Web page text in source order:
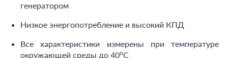
генератором
Низкое энергопотребление и высокий КПД
Все характеристики измерены при температуре
окружающей среды до 40oC